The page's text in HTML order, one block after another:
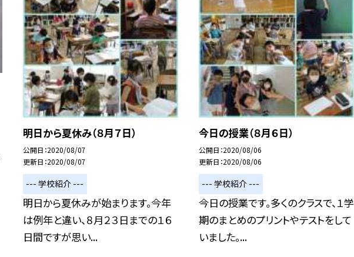
明日から夏休み（８月７日）
公開日 2020/08/07
更新日 2020/08/07
--- 学校紹介 ---
明日から夏休みが始まります。今年
は例年と違い、８月２３日までの１６
日間ですが思い...
今日の授業（８月６日）
公開日 2020/08/06
更新日 2020/08/06
--- 学校紹介 ---
今日の授業です。多くのクラスで、１学
期のまとめのプリントやテストをして
いました。...